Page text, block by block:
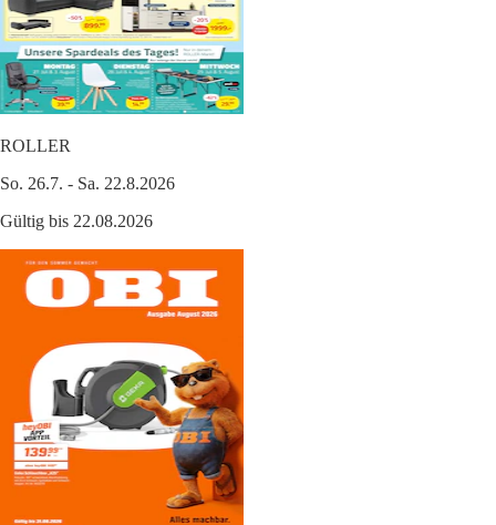
ROLLER
So. 26.7. - Sa. 22.8.2026
Gültig bis 22.08.2026